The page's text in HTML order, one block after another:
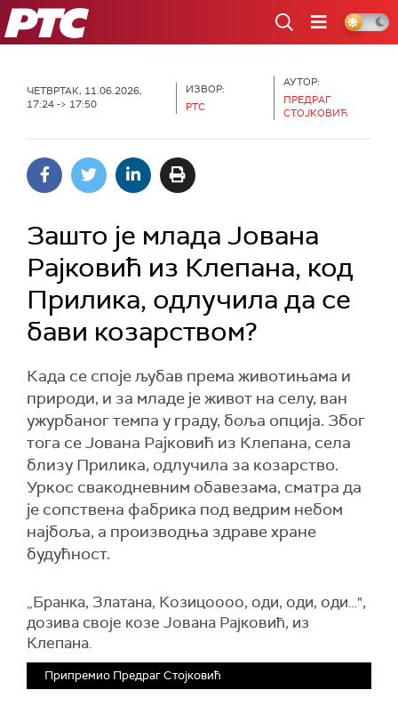
РТС
ЧЕТВРТАК, 11.06.2026,
17:24 -> 17:50
ИЗВОР:
РТС
АУТОР:
ПРЕДРАГ
СТОЈКОВИЋ
Зашто је млада Јована
Рајковић из Клепана, код
Прилика, одлучила да се
бави козарством?
Када се споје љубав према животињама и
природи, и за младе је живот на селу, ван
ужурбаног темпа у граду, боља опција. Због
тога се Јована Рајковић из Клепана, села
близу Прилика, одлучила за козарство.
Уркос свакодневним обавезама, сматра да
је сопствена фабрика под ведрим небом
најбоља, а производња здраве хране
будућност.
„Бранка, Златана, Козицоооо, оди, оди, оди…",
дозива своје козе Јована Рајковић, из
Клепана.
Припремио Предраг Стојковић